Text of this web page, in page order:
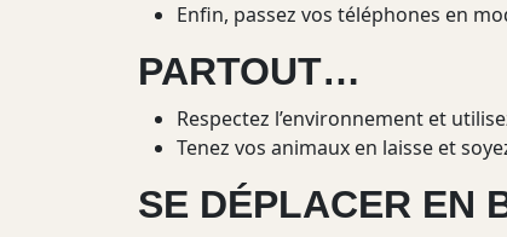
Enfin, passez vos téléphones en
PARTOUT…
Respectez l’environnement et
Tenez vos animaux en laisse et
SE DÉPLACER EN